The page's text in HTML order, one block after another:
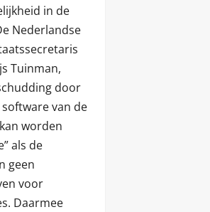
in de
Nederlandse
Tuinman,
door
van de
kan worden
als de
geen
voor
Daarmee